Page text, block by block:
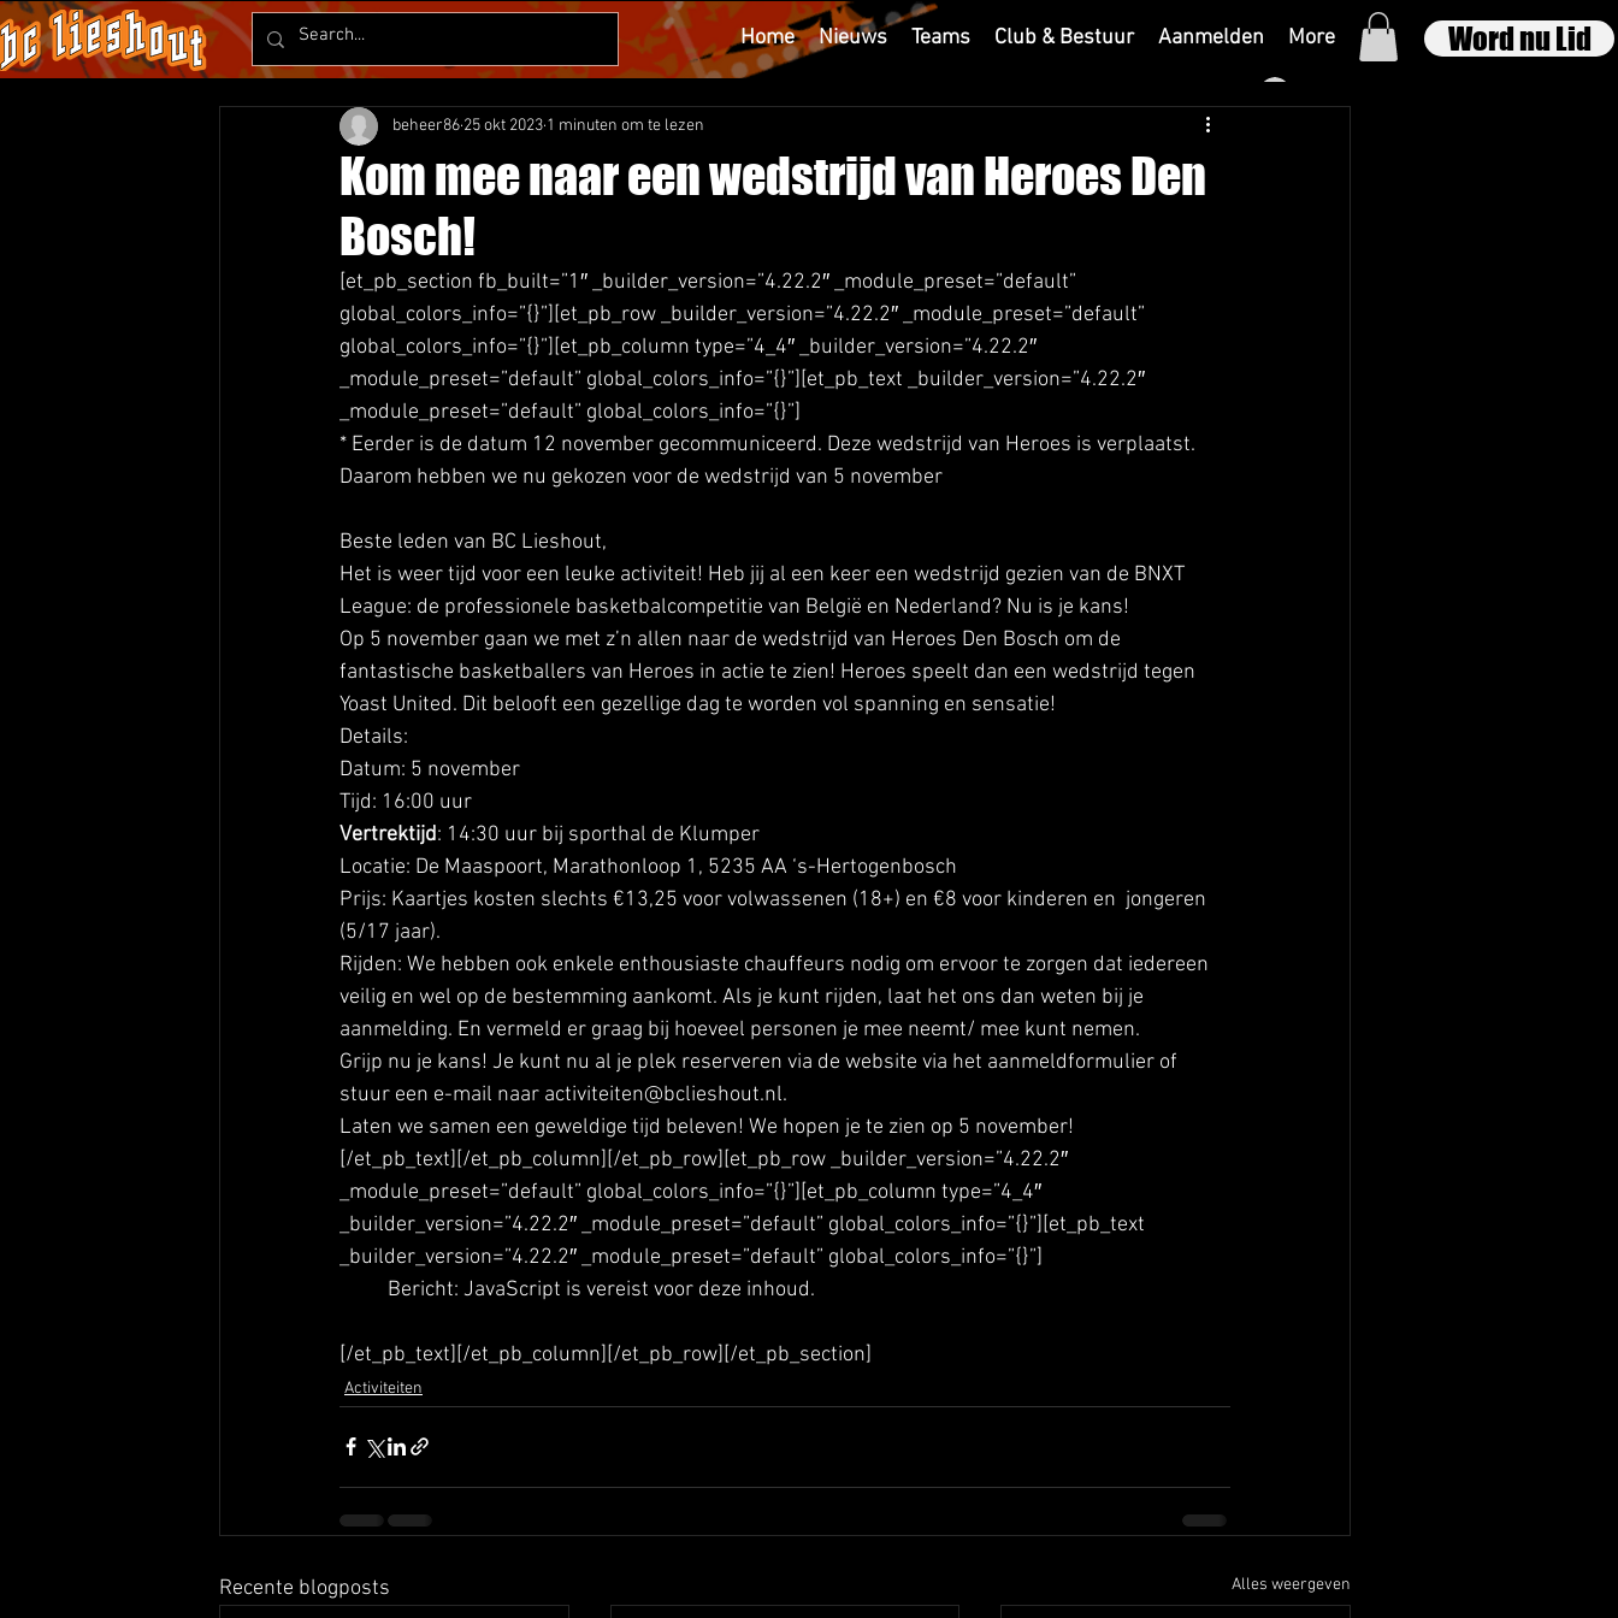
Home Nieuws Teams Club & Bestuur Aanmelden More Word nu Lid
Kom mee naar een wedstrijd van Heroes Den
Bosch!
beheer86 25 okt 2023 1 minuten om te lezen
[et_pb_section fb_built=”1″ _builder_version=”4.22.2″ _module_preset=”default”
global_colors_info=”{}”][et_pb_row _builder_version=”4.22.2″ _module_preset=”default”
global_colors_info=”{}”][et_pb_column type=”4_4″ _builder_version=”4.22.2″
_module_preset=”default” global_colors_info=”{}”][et_pb_text _builder_version=”4.22.2″
_module_preset=”default” global_colors_info=”{}”]
* Eerder is de datum 12 november gecommuniceerd. Deze wedstrijd van Heroes is verplaatst.
Daarom hebben we nu gekozen voor de wedstrijd van 5 november
Beste leden van BC Lieshout,
Het is weer tijd voor een leuke activiteit! Heb jij al een keer een wedstrijd gezien van de BNXT
League: de professionele basketbalcompetitie van België en Nederland? Nu is je kans!
Op 5 november gaan we met z’n allen naar de wedstrijd van Heroes Den Bosch om de
fantastische basketballers van Heroes in actie te zien! Heroes speelt dan een wedstrijd tegen
Yoast United. Dit belooft een gezellige dag te worden vol spanning en sensatie!
Details:
Datum: 5 november
Tijd: 16:00 uur
Vertrektijd: 14:30 uur bij sporthal de Klumper
Locatie: De Maaspoort, Marathonloop 1, 5235 AA ‘s-Hertogenbosch
Prijs: Kaartjes kosten slechts €13,25 voor volwassenen (18+) en €8 voor kinderen en  jongeren
(5/17 jaar).
Rijden: We hebben ook enkele enthousiaste chauffeurs nodig om ervoor te zorgen dat iedereen
veilig en wel op de bestemming aankomt. Als je kunt rijden, laat het ons dan weten bij je
aanmelding. En vermeld er graag bij hoeveel personen je mee neemt/ mee kunt nemen.
Grijp nu je kans! Je kunt nu al je plek reserveren via de website via het aanmeldformulier of
stuur een e-mail naar activiteiten@bclieshout.nl.
Laten we samen een geweldige tijd beleven! We hopen je te zien op 5 november!
[/et_pb_text][/et_pb_column][/et_pb_row][et_pb_row _builder_version=”4.22.2″
_module_preset=”default” global_colors_info=”{}”][et_pb_column type=”4_4″
_builder_version=”4.22.2″ _module_preset=”default” global_colors_info=”{}”][et_pb_text
_builder_version=”4.22.2″ _module_preset=”default” global_colors_info=”{}”]
	Bericht: JavaScript is vereist voor deze inhoud.
[/et_pb_text][/et_pb_column][/et_pb_row][/et_pb_section]
Activiteiten
Recente blogposts Alles weergeven